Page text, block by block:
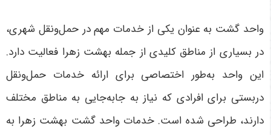
واحد گشت به عنوان یکی از خدمات مهم در حمل‌ونقل شهری،
در بسیاری از مناطق کلیدی از جمله بهشت زهرا فعالیت دارد.
این واحد به‌طور اختصاصی برای ارائه خدمات حمل‌ونقل
دربستی برای افرادی که نیاز به جابه‌جایی به مناطق مختلف
دارند، طراحی شده است. خدمات واحد گشت بهشت زهرا به